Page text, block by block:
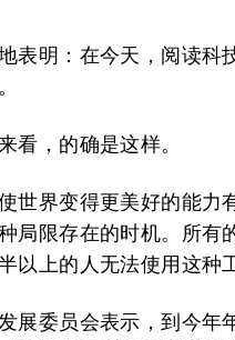
表明：在今天，阅读科
看，的确是这样。
世界变得更美好的能力
局限存在的时机。所有
以上的人无法使用这种
展委员会表示，到今年